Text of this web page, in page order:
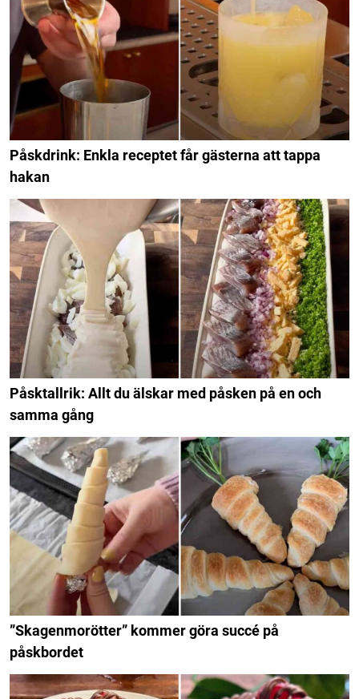
Påskdrink: Enkla receptet får gästerna att tappa
hakan
Påsktallrik: Allt du älskar med påsken på en och
samma gång
”Skagenmorötter” kommer göra succé på
påskbordet